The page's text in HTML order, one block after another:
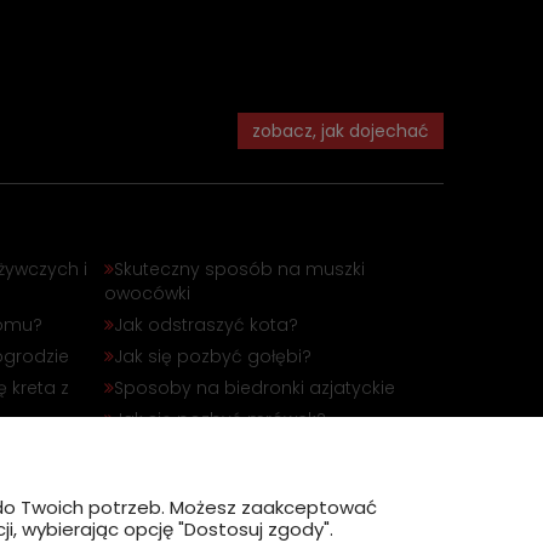
zobacz, jak dojechać
i
kreta z
Skuteczny sposób na muszki
owocówki
Jak odstraszyć kota?
Jak się pozbyć gołębi?
Sposoby na biedronki azjatyckie
Jak się pozbyć mrówek?
Twoich potrzeb. Możesz zaakceptować
wybierając opcję "Dostosuj zgody".